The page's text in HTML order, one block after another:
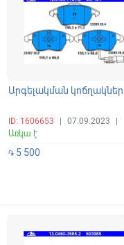
Արգելակման կոճղակներ
ID: 1606653 07.09.2023
Առկա է
֏ 5 500